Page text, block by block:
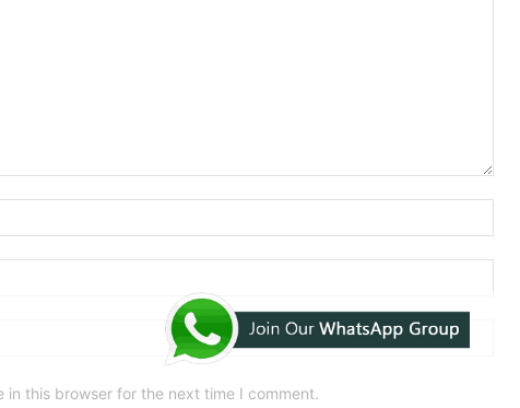
in this browser for the next time I comment.